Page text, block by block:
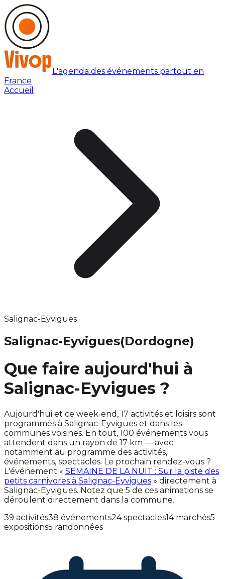
L'agenda des événements partout en
France
Accueil
Salignac-Eyvigues
Salignac-Eyvigues(Dordogne)
Que faire aujourd'hui à
Salignac-Eyvigues ?
Aujourd'hui et ce week‑end, 17 activités et loisirs sont
programmés à Salignac-Eyvigues et dans les
communes voisines. En tout, 100 événements vous
attendent dans un rayon de 17 km — avec
notamment au programme des activités,
événements, spectacles. Le prochain rendez-vous ?
L'événement « SEMAINE DE LA NUIT : Sur la piste des
petits carnivores à Salignac-Eyvigues » directement à
Salignac-Eyvigues. Notez que 5 de ces animations se
déroulent directement dans la commune.
39 activités38 événements24 spectacles14 marchés5
expositions5 randonnées